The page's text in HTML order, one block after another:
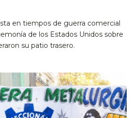
en tiempos de guerra comercial
de los Estados Unidos sobre
su patio trasero.